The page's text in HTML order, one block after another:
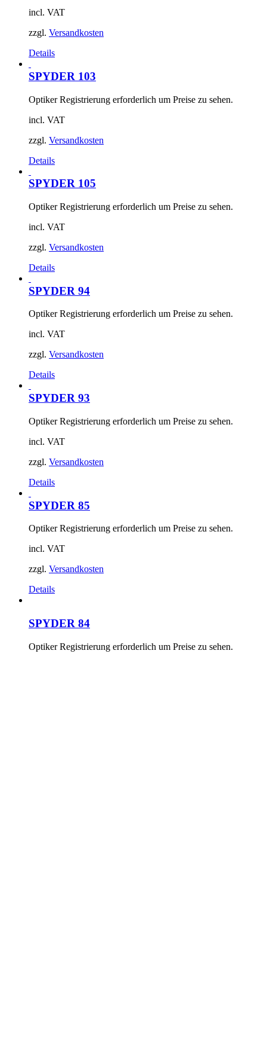
incl. VAT
zzgl. Versandkosten
Details
SPYDER 103
Optiker Registrierung erforderlich um Preise zu sehen.
incl. VAT
zzgl. Versandkosten
Details
SPYDER 105
Optiker Registrierung erforderlich um Preise zu sehen.
incl. VAT
zzgl. Versandkosten
Details
SPYDER 94
Optiker Registrierung erforderlich um Preise zu sehen.
incl. VAT
zzgl. Versandkosten
Details
SPYDER 93
Optiker Registrierung erforderlich um Preise zu sehen.
incl. VAT
zzgl. Versandkosten
Details
SPYDER 85
Optiker Registrierung erforderlich um Preise zu sehen.
incl. VAT
zzgl. Versandkosten
Details
SPYDER 84
Optiker Registrierung erforderlich um Preise zu sehen.